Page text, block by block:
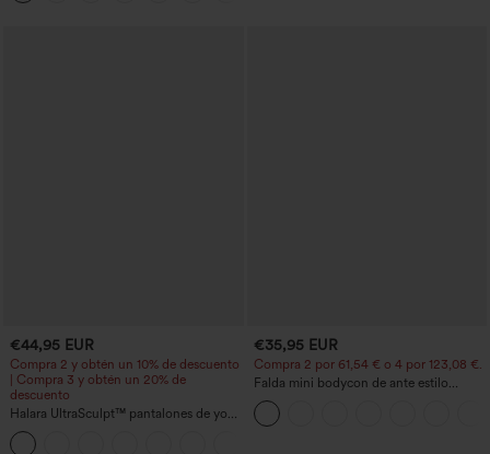
€44,95 EUR
Compra 2 y obtén un 10% de descuento
| Compra 3 y obtén un 20% de
descuento
Halara UltraSculpt™ pantalones de yoga
holgados de talle alto con control
abdominal, rayas color block y bolsillos
€35,95 EUR
Compra 2 por 61,54 € o 4 por 123,08 €.
Falda mini bodycon de ante estilo
crossover, talle alto, 2 en 1, dobladillo
con flecos, para fiesta